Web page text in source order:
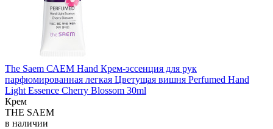
The Saem САЕМ Hand Крем-эссенция для рук
парфюмированная легкая Цветущая вишня Perfumed Hand
Light Essence Cherry Blossom 30ml
Крем
THE SAEM
в наличии